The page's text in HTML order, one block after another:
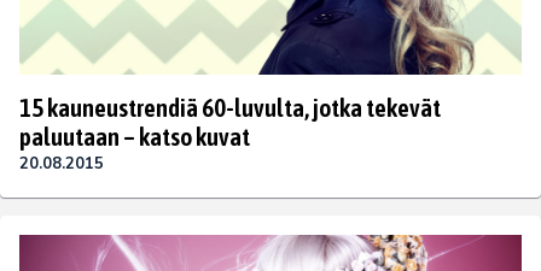
15 kauneustrendiä 60-luvulta, jotka tekevät
paluutaan – katso kuvat
20.08.2015